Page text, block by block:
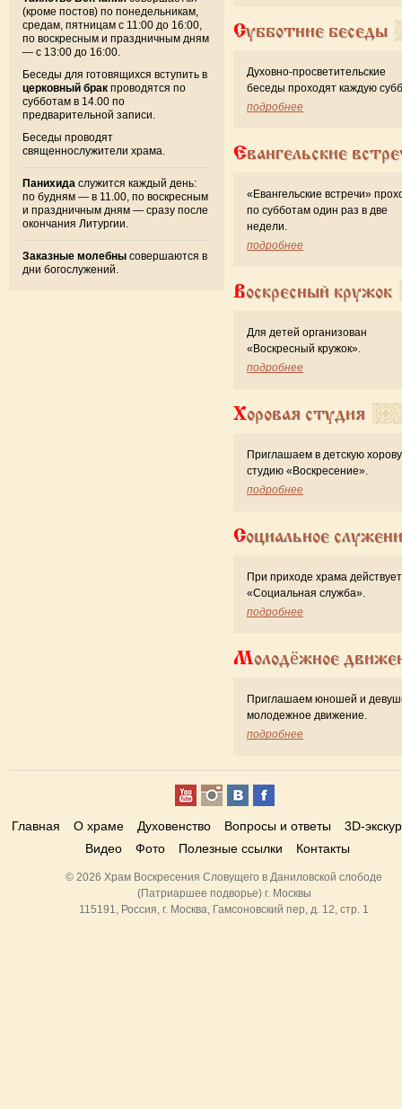
(кроме постов) по понедельникам,
средам, пятницам с 11:00 до 16:00,
по воскресным и праздничным дням
— с 13:00 до 16:00.
Беседы для готовящихся вступить в
церковный брак проводятся по
субботам в 14.00 по
предварительной записи.
Беседы проводят
священнослужители храма.
Панихида служится каждый день:
по будням — в 11.00, по воскресным
и праздничным дням — сразу после
окончания Литургии.
Заказные молебны совершаются в
дни богослужений.
Субботние беседы
Духовно-просветительские
беседы проходят каждую
подробнее
Евангельские
«Евангельские встречи»
по субботам один раз в две
недели.
подробнее
Воскресный кружок
Для детей организован
«Воскресный кружок».
подробнее
Хоровая студия
Приглашаем в детскую
студию «Воскресение».
подробнее
Социальное
При приходе храма действует
«Cоциальная служба».
подробнее
Молодёжное
Приглашаем юношей и
молодежное движение.
подробнее
Главная О храме Духовенство Вопросы и ответы
3D-
Видео
Фото Полезные ссылки Контакты
© 2026 Храм Воскресения Словущего в Даниловской слободе
(Патриаршее подворье) г. Москвы
115191, Россия, г. Москва, Гамсоновский пер, д. 12, стр. 1